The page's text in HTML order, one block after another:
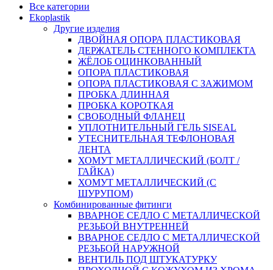
Все категории
Ekoplastik
Другие изделия
ДВОЙНАЯ ОПОРА ПЛАСТИКОВАЯ
ДЕРЖАТЕЛЬ СТЕННОГО КОМПЛЕКТА
ЖЁЛОБ ОЦИНКОВАННЫЙ
ОПОРА ПЛАСТИКОВАЯ
ОПОРА ПЛАСТИКОВАЯ С ЗАЖИМОМ
ПРОБКА ДЛИННАЯ
ПРОБКА КОРОТКАЯ
СВОБОДНЫЙ ФЛАНЕЦ
УПЛОТНИТЕЛЬНЫЙ ГЕЛЬ SISEAL
УТЕСНИТЕЛЬНАЯ ТЕФЛОНОВАЯ
ЛЕНТА
ХОМУТ МЕТАЛЛИЧЕСКИЙ (БОЛТ /
ГАЙКА)
ХОМУТ МЕТАЛЛИЧЕСКИЙ (С
ШУРУПОМ)
Комбинированные фитинги
ВВАРНОЕ СЕДЛО С МЕТАЛЛИЧЕСКОЙ
РЕЗЬБОЙ ВНУТРЕННЕЙ
ВВАРНОЕ СЕДЛО С МЕТАЛЛИЧЕСКОЙ
РЕЗЬБОЙ НАРУЖНОЙ
ВЕНТИЛЬ ПОД ШТУКАТУРКУ